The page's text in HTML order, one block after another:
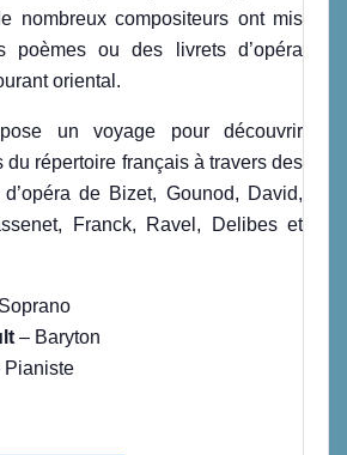
nombreux compositeurs ont mis
poèmes ou des livrets d’opéra
oriental.
un voyage pour découvrir
répertoire français à travers des
de Bizet, Gounod, David,
Franck, Ravel, Delibes et
– Baryton
Pianiste